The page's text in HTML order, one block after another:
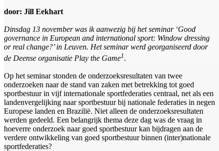
door: Jill Eekhart
Dinsdag 13 november was ik aanwezig bij het seminar ‘Good
governance in European and international sport: Window dressing
or real change?’ in Leuven. Het seminar werd georganiseerd door
de Deense organisatie Play the Game1.
Op het seminar stonden de onderzoeksresultaten van twee
onderzoeken naar de stand van zaken met betrekking tot goed
sportbestuur in vijf internationale sportfederaties centraal, net als een
landenvergelijking naar sportbestuur bij nationale federaties in negen
Europese landen en Brazilië. Niet alleen de onderzoeksresultaten
werden gedeeld. Een belangrijk thema deze dag was de vraag in
hoeverre onderzoek naar goed sportbestuur kan bijdragen aan de
verdere ontwikkeling van goed sportbestuur binnen (inter)nationale
sportfederaties?